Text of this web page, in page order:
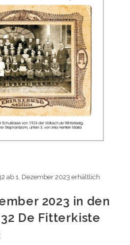
ab 1. Dezember 2023 erhältlich
2023 in den
De Fitterkiste